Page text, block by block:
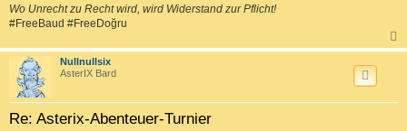
Wo Unrecht zu Recht wird, wird Widerstand zur Pflicht!
#FreeBaud #FreeDoğru
a
Nullnullsix
AsterIX Bard
Re: Asterix-Abenteuer-Turnier